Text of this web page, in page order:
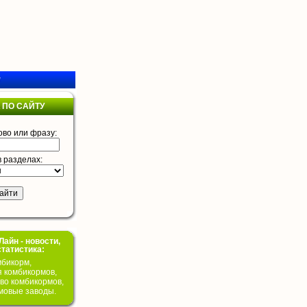
САЙТУ
или фразу:
разделах:
- новости,
комбикормов,
комбикормов,
заводы.